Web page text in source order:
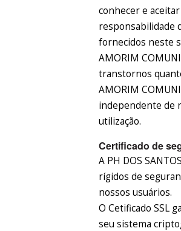
conhecer e
responsabilidade
fornecidos neste
AMORIM
transtornos
AMORIM
independente de
utilização.
Certificado de
A PH DOS
rígidos de
nossos usuários.
O Cetificado SSL
seu sistema